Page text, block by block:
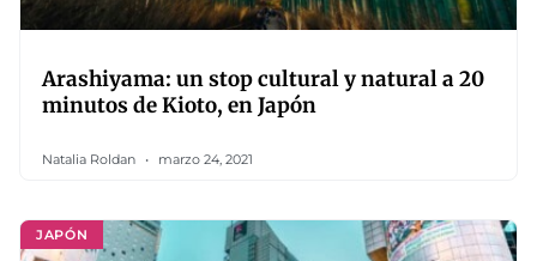
Arashiyama: un stop cultural y natural a 20
minutos de Kioto, en Japón
Natalia Roldan marzo 24, 2021
JAPÓN